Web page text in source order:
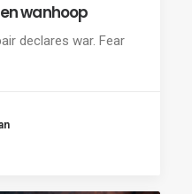
wanhoop
declares war. Fear